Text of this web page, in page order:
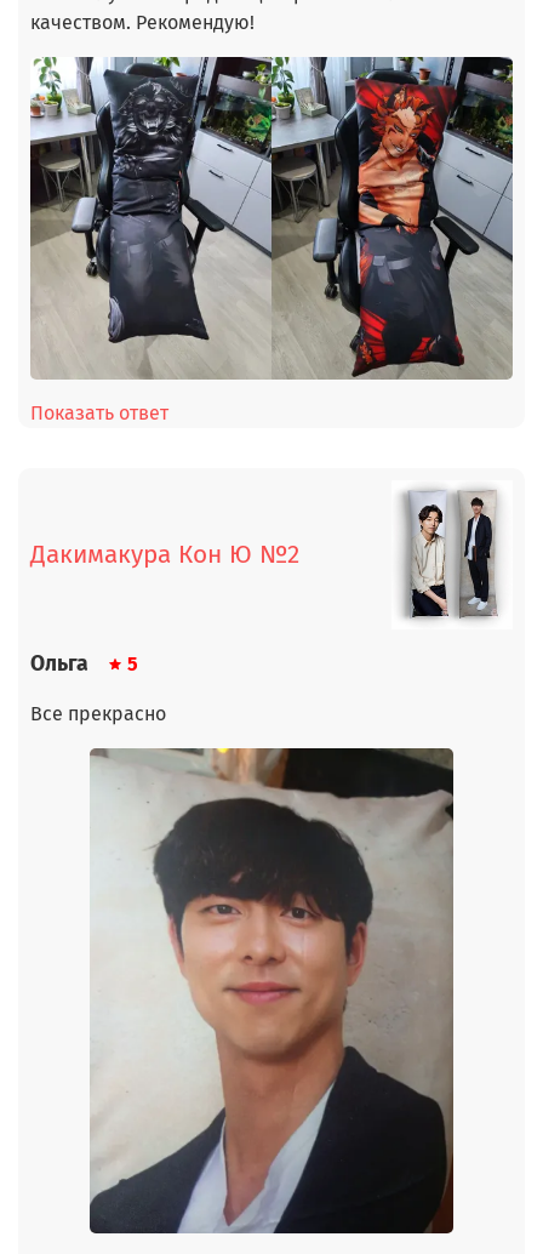
качеством. Рекомендую!
Показать ответ
Дакимакура Кон Ю №2
Ольга 5
Все прекрасно